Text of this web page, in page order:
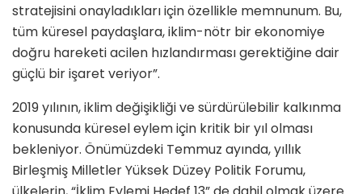
stratejisini onayladıkları için özellikle memnunum. Bu,
tüm küresel paydaşlara, iklim-nötr bir ekonomiye
doğru hareketi acilen hızlandırması gerektiğine dair
güçlü bir işaret veriyor”.
2019 yılının, iklim değişikliği ve sürdürülebilir kalkınma
konusunda küresel eylem için kritik bir yıl olması
bekleniyor. Önümüzdeki Temmuz ayında, yıllık
Birleşmiş Milletler Yüksek Düzey Politik Forumu,